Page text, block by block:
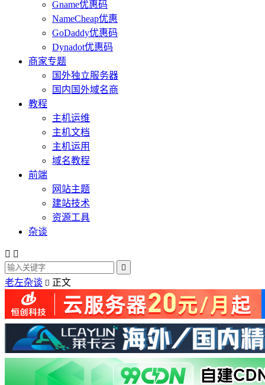
Gname优惠码
NameCheap优惠
GoDaddy优惠码
Dynadot优惠码
商家专题
国外独立服务器
国内国外域名商
教程
主机运维
主机文档
主机运用
域名教程
前端
网站主题
建站技术
资源工具
杂谈
 

老左杂谈  正文